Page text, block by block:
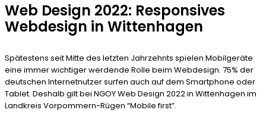
Web Design 2022: Responsives
Webdesign in Wittenhagen
Spätestens seit Mitte des letzten Jahrzehnts spielen Mobilgeräte
eine immer wichtiger werdende Rolle beim Webdesign. 75% der
deutschen Internetnutzer surfen auch auf dem Smartphone oder
Tablet. Deshalb gilt bei NGOY Web Design 2022 in Wittenhagen im
Landkreis Vorpommern-Rügen “Mobile first”.